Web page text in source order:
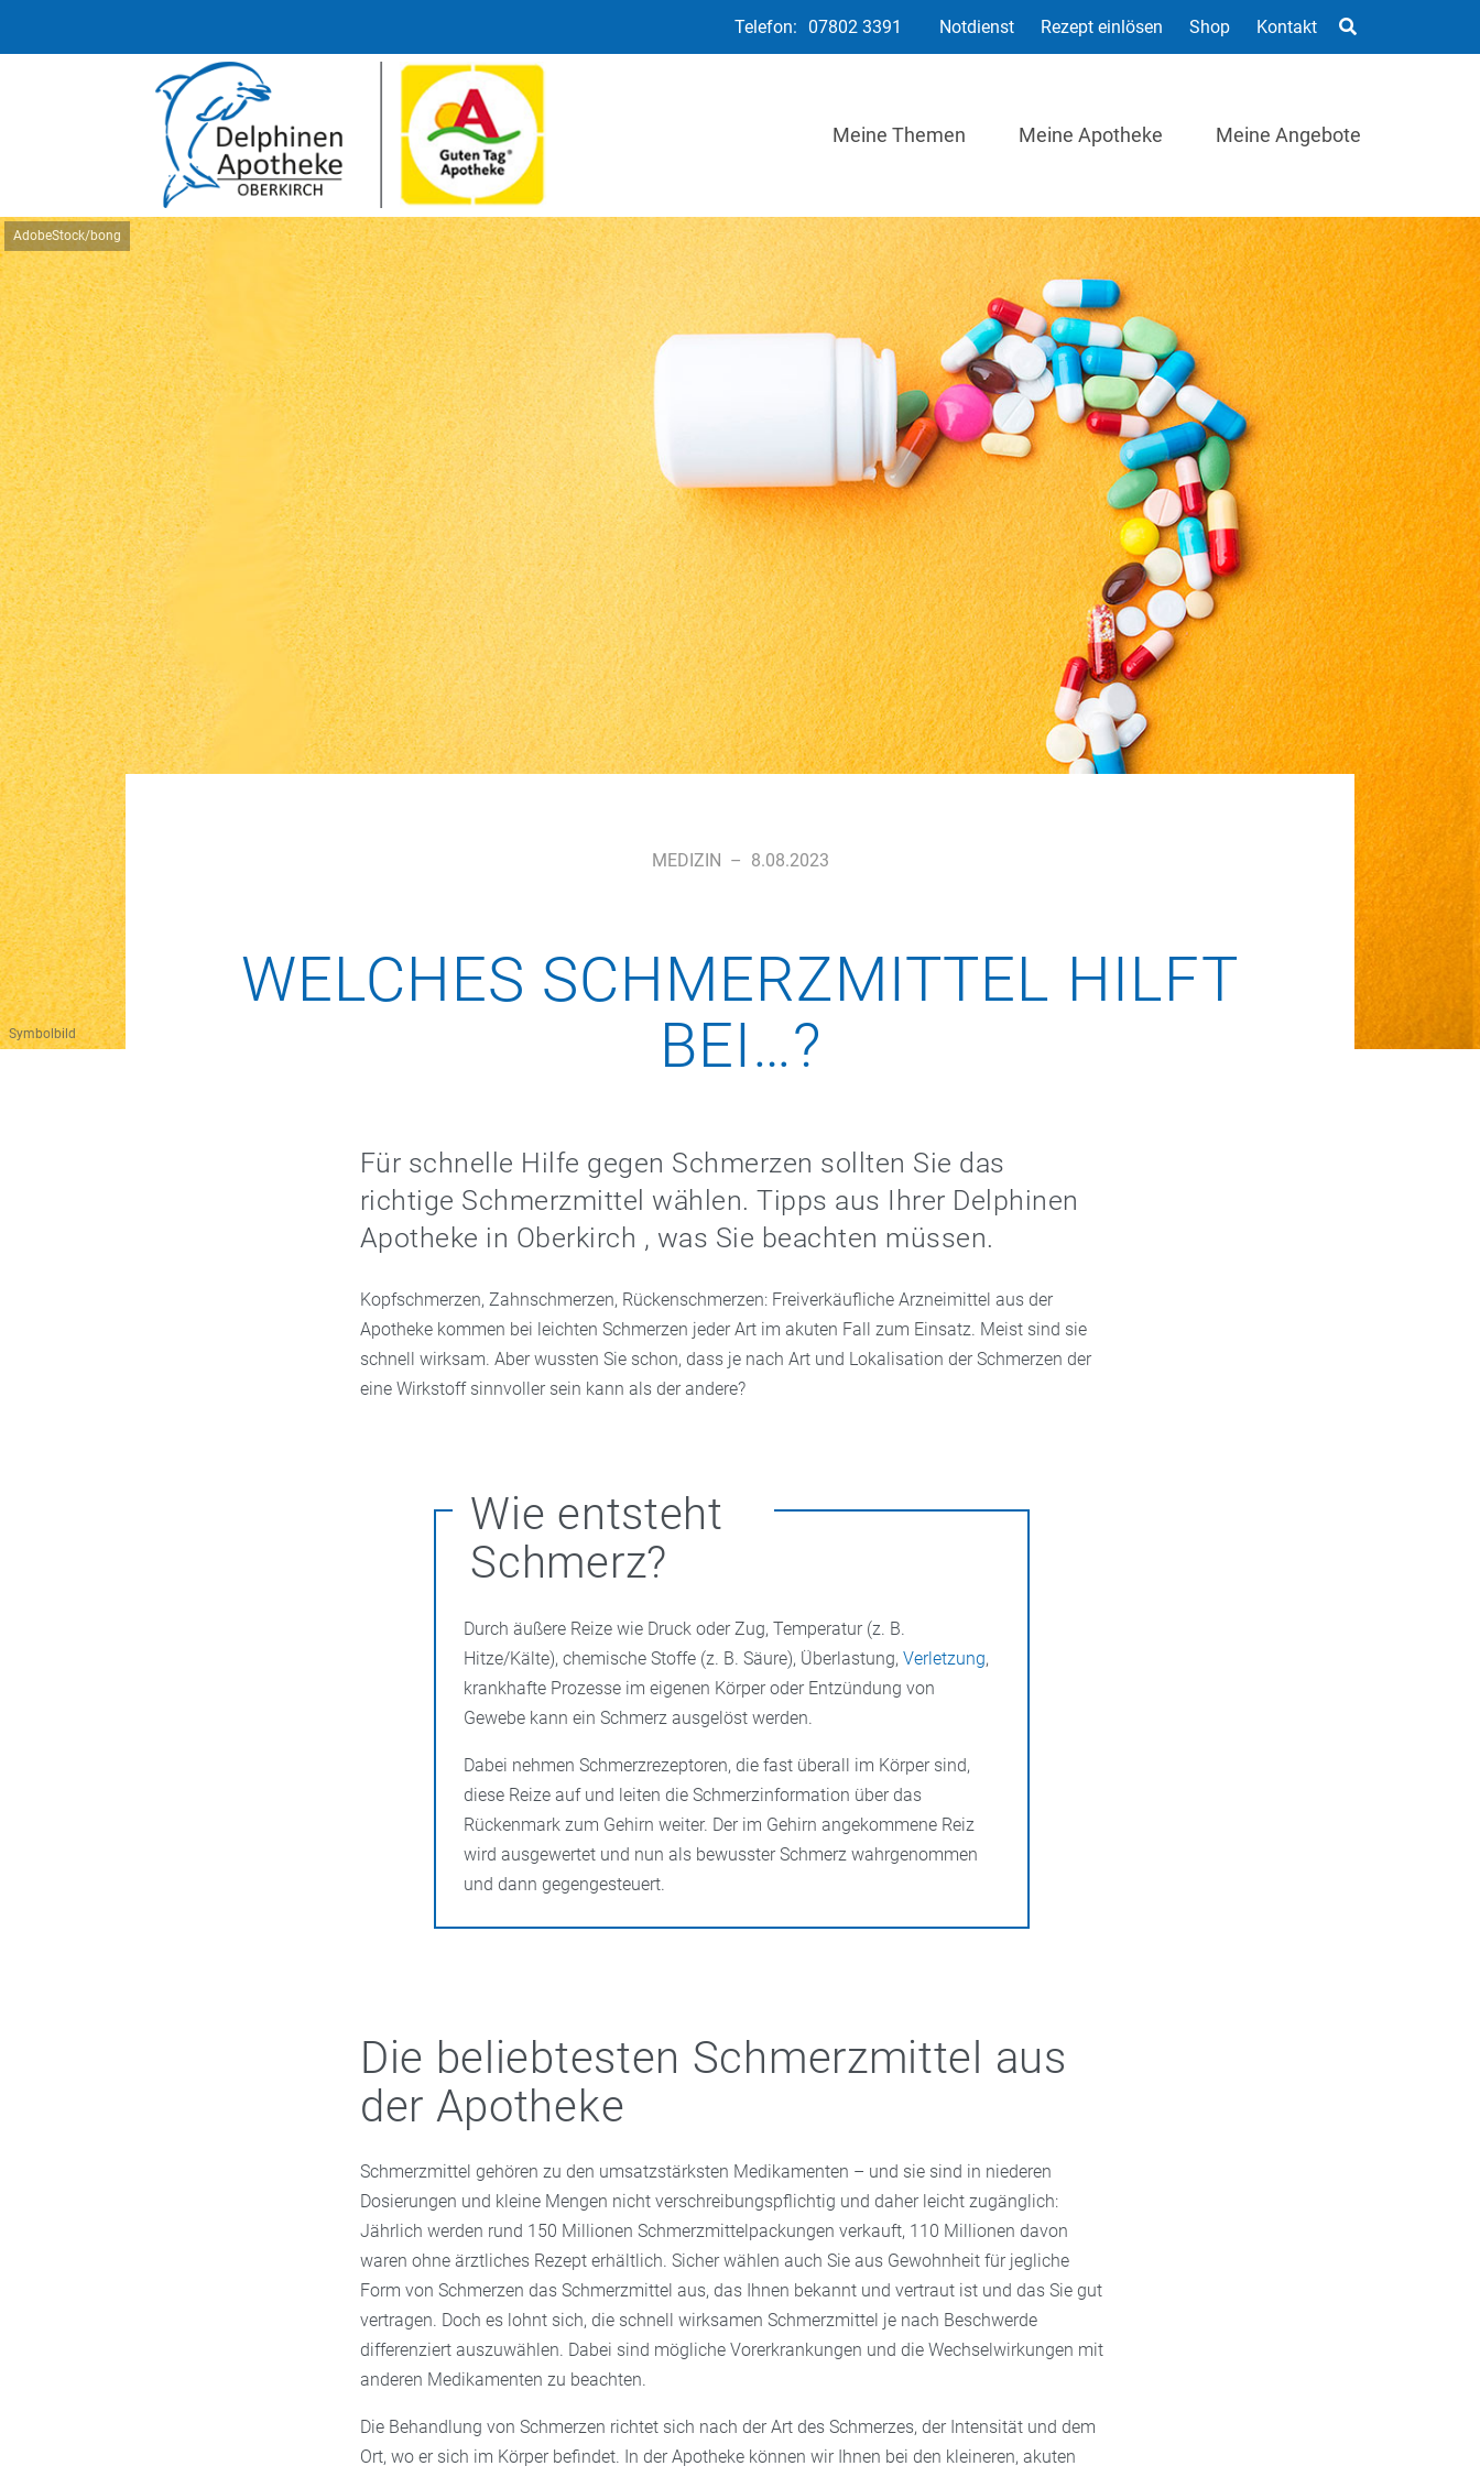
Telefon: 07802 3391 Notdienst Rezept einlösen Shop Kontakt
Meine Themen Meine Apotheke Meine Angebote
AdobeStock/bong
Symbolbild
MEDIZIN – 8.08.2023
WELCHES SCHMERZMITTEL HILFT
BEI…?
Für schnelle Hilfe gegen Schmerzen sollten Sie das
richtige Schmerzmittel wählen. Tipps aus Ihrer Delphinen
Apotheke in Oberkirch , was Sie beachten müssen.
Kopfschmerzen, Zahnschmerzen, Rückenschmerzen: Freiverkäufliche Arzneimittel aus der
Apotheke kommen bei leichten Schmerzen jeder Art im akuten Fall zum Einsatz. Meist sind sie
schnell wirksam. Aber wussten Sie schon, dass je nach Art und Lokalisation der Schmerzen der
eine Wirkstoff sinnvoller sein kann als der andere?
Wie entsteht
Schmerz?
Durch äußere Reize wie Druck oder Zug, Temperatur (z. B.
Hitze/Kälte), chemische Stoffe (z. B. Säure), Überlastung,Verletzung,
krankhafte Prozesse im eigenen Körper oder Entzündung von
Gewebe kann ein Schmerz ausgelöst werden.
Dabei nehmen Schmerzrezeptoren, die fast überall im Körper sind,
diese Reize auf und leiten die Schmerzinformation über das
Rückenmark zum Gehirn weiter. Der im Gehirn angekommene Reiz
wird ausgewertet und nun als bewusster Schmerz wahrgenommen
und dann gegengesteuert.
Die beliebtesten Schmerzmittel aus
der Apotheke
Schmerzmittel gehören zu den umsatzstärksten Medikamenten – und sie sind in niederen
Dosierungen und kleine Mengen nicht verschreibungspflichtig und daher leicht zugänglich:
Jährlich werden rund 150 Millionen Schmerzmittelpackungen verkauft, 110 Millionen davon
waren ohne ärztliches Rezept erhältlich. Sicher wählen auch Sie aus Gewohnheit für jegliche
Form von Schmerzen das Schmerzmittel aus, das Ihnen bekannt und vertraut ist und das Sie gut
vertragen. Doch es lohnt sich, die schnell wirksamen Schmerzmittel je nach Beschwerde
differenziert auszuwählen. Dabei sind mögliche Vorerkrankungen und die Wechselwirkungen mit
anderen Medikamenten zu beachten.
Die Behandlung von Schmerzen richtet sich nach der Art des Schmerzes, der Intensität und dem
Ort, wo er sich im Körper befindet. In der Apotheke können wir Ihnen bei den kleineren, akuten